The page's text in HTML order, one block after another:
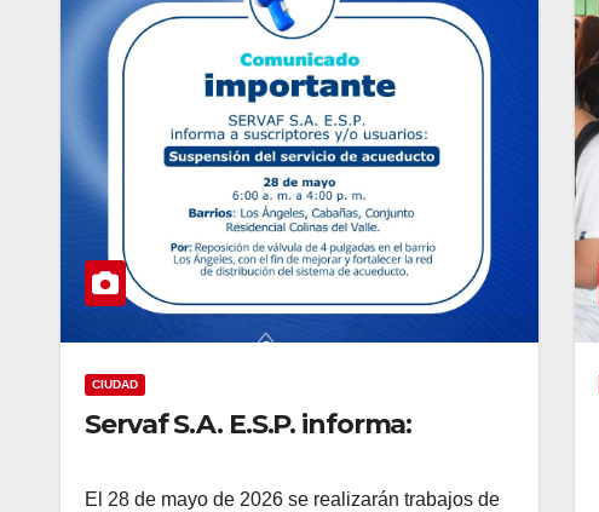
CIUDAD
Servaf S.A. E.S.P. informa:
El 28 de mayo de 2026 se realizarán trabajos de